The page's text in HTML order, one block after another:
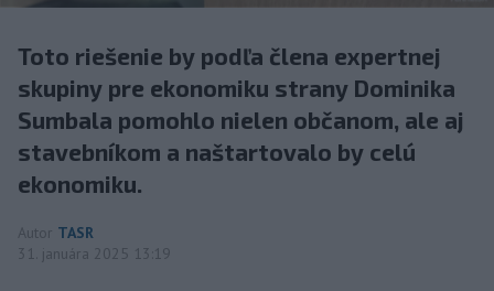
Toto riešenie by podľa člena expertnej
skupiny pre ekonomiku strany Dominika
Sumbala pomohlo nielen občanom, ale aj
stavebníkom a naštartovalo by celú
ekonomiku.
Autor TASR
31. januára 2025 13:19